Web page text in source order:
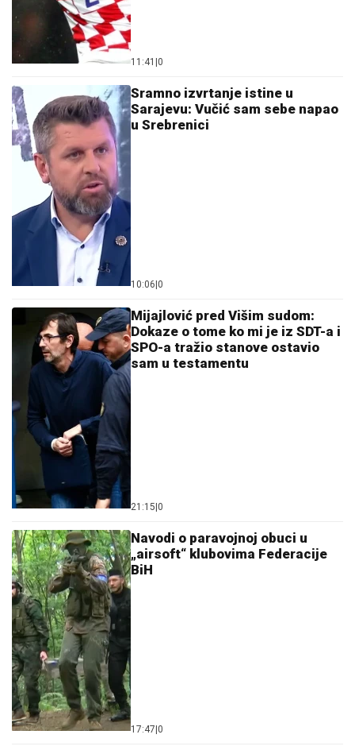
11:41 |0
Sramno izvrtanje istine u
Sarajevu: Vučić sam sebe napao
u Srebrenici
10:06|0
Mijajlović pred Višim sudom:
Dokaze o tome ko mi je iz SDT-a i
SPO-a tražio stanove ostavio
sam u testamentu
21:15|0
Navodi o paravojnoj obuci u
„airsoft“ klubovima Federacije
BiH
17:47|0